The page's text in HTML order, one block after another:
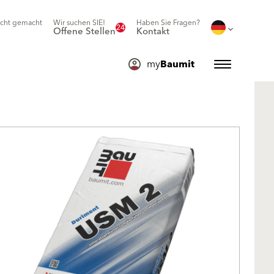
gemacht Wir suchen SIE!
Offene Stellen24 Haben Sie Fragen?
Kontakt
myBaumit